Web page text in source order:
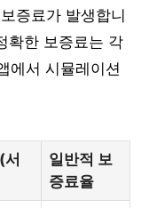
증료가 발생합니
확한 보증료는 각
에서 시뮬레이션
서
일반적 보
증료율